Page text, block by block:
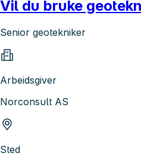
Vil du bruke
Senior geotekniker
Arbeidsgiver
Norconsult AS
Sted